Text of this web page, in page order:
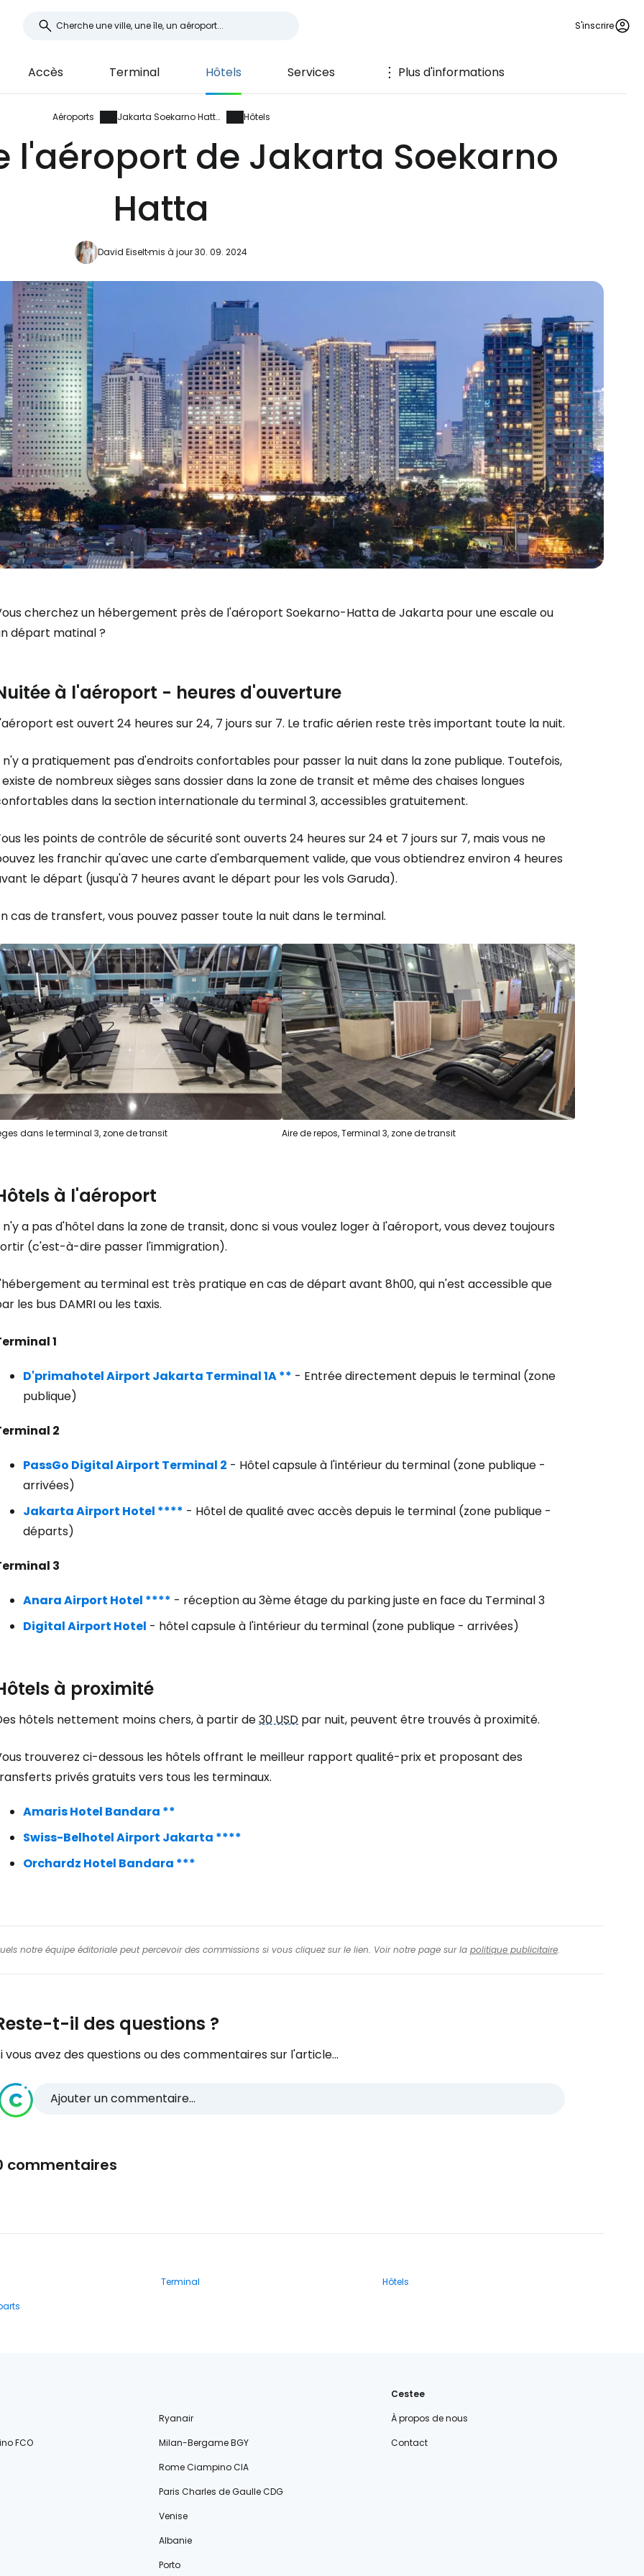
S'inscrire
Accès Terminal Hôtels Services Plus d'informations
Aéroports Jakarta Soekarno Hatta Hôtels
l'aéroport de Jakarta Soekarno
Hatta
David Eiseltmis à jour 30. 09. 2024
cherchez un hébergement près de l'aéroport Soekarno-Hatta de Jakarta pour une escale ou
départ matinal ?
à l'aéroport - heures d'ouverture
est ouvert 24 heures sur 24, 7 jours sur 7. Le trafic aérien reste très important toute la nuit.
n'y a pratiquement pas d'endroits confortables pour passer la nuit dans la zone publique. Toutefois,
existe de nombreux sièges sans dossier dans la zone de transit et même des chaises longues
dans la section internationale du terminal 3, accessibles gratuitement.
les points de contrôle de sécurité sont ouverts 24 heures sur 24 et 7 jours sur 7, mais vous ne
les franchir qu'avec une carte d'embarquement valide, que vous obtiendrez environ 4 heures
le départ (jusqu'à 7 heures avant le départ pour les vols Garuda).
cas de transfert, vous pouvez passer toute la nuit dans le terminal.
dans le terminal 3, zone de transit Aire de repos, Terminal 3, zone de transit
à l'aéroport
n'y a pas d'hôtel dans la zone de transit, donc si vous voulez loger à l'aéroport, vous devez toujours
(c'est-à-dire passer l'immigration).
au terminal est très pratique en cas de départ avant 8h00, qui n'est accessible que
les bus DAMRI ou les taxis.
1
D'primahotel Airport Jakarta Terminal 1A ** - Entrée directement depuis le terminal (zone
publique)
2
PassGo Digital Airport Terminal 2 - Hôtel capsule à l'intérieur du terminal (zone publique -
arrivées)
Jakarta Airport Hotel **** - Hôtel de qualité avec accès depuis le terminal (zone publique -
départs)
3
Anara Airport Hotel **** - réception au 3ème étage du parking juste en face du Terminal 3
Digital Airport Hotel - hôtel capsule à l'intérieur du terminal (zone publique - arrivées)
à proximité
hôtels nettement moins chers, à partir de30 USD par nuit, peuvent être trouvés à proximité.
trouverez ci-dessous les hôtels offrant le meilleur rapport qualité-prix et proposant des
privés gratuits vers tous les terminaux.
Amaris Hotel Bandara **
Swiss-Belhotel Airport Jakarta ****
Orchardz Hotel Bandara ***
notre équipe éditoriale peut percevoir des commissions si vous cliquez sur le lien. Voir notre page sur la politique publicitaire.
t-il des questions ?
vous avez des questions ou des commentaires sur l'article...
Ajouter un commentaire...
commentaires
Terminal
Hôtels
Ryanair
FCO
Milan-Bergame BGY
Rome Ciampino CIA
Paris Charles de Gaulle CDG
Venise
Albanie
Porto
Cestee
À propos de nous
Contact
Se connecter à Cestee
... la communauté mondiale des voyageurs